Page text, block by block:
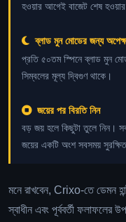
হওয়ার আগেই বাজেট শেষ
ব্লাড মুন মোডের জন্য
প্রতি ৫০তম স্পিনে ব্লাড মুন
সিম্বলের মূল্য দ্বিগুণ থাকে।
জয়ের পর বিরতি নিন
বড় জয় হলে কিছুটা তুলে নিন।
জয়ের একটি অংশ সবসময়
মনে রাখবেন, Crixo-তে ডেমন
স্বাধীন এবং পূর্ববর্তী ফলাফলের